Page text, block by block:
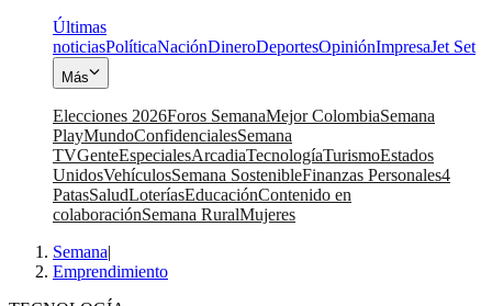
Últimas
noticiasPolíticaNaciónDineroDeportesOpiniónImpresaJet Set
Más
Elecciones 2026Foros SemanaMejor ColombiaSemana
PlayMundoConfidencialesSemana
TVGenteEspecialesArcadiaTecnologíaTurismoEstados
UnidosVehículosSemana SostenibleFinanzas Personales4
PatasSaludLoteríasEducaciónContenido en
colaboraciónSemana RuralMujeres
Semana|
Emprendimiento